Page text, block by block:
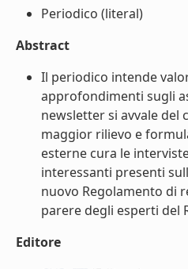
Periodico (literal)
Abstract
Il periodico intende
approfondimenti sugli
newsletter si avvale
maggior rilievo e
esterne cura le
interessanti presenti
nuovo Regolamento di
parere degli esperti del
Editore